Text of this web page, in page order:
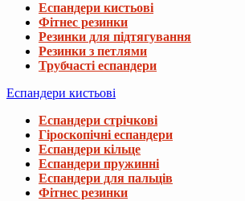
Еспандери кистьові
Фітнес резинки
Резинки для підтягування
Резинки з петлями
Трубчасті еспандери
Еспандери кистьові
Еспандери стрічкові
Гіроскопічні еспандери
Еспандери кільце
Еспандери пружинні
Еспандери для пальців
Фітнес резинки